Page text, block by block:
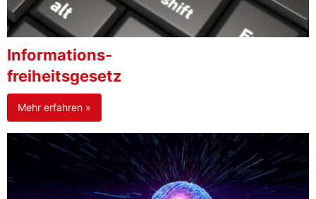
Informations-
freiheitsgesetz
Mehr erfahren »